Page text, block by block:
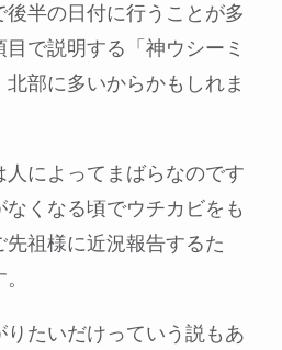
後半の日付に行うことが多
で説明する「神ウシーミ
部に多いからかもしれま
人によってまばらなのです
くなる頃でウチカビをも
先祖様に近況報告するた
たいだけっていう説もあ